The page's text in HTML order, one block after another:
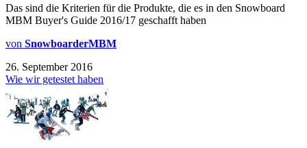
Das sind die Kriterien für die Produkte, die es in den Snowboard
MBM Buyer's Guide 2016/17 geschafft haben
von SnowboarderMBM
26. September 2016
Wie wir getestet haben